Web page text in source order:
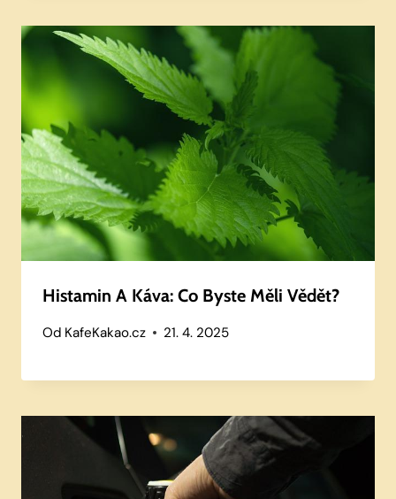
Histamin A Káva: Co Byste Měli Vědět?
Od KafeKakao.cz 21. 4. 2025